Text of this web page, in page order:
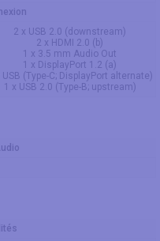
2 x USB 2.0 (downstream)
2 x HDMI 2.0 (b)
1 x 3.5 mm Audio Out
1 x DisplayPort 1.2 (a)
USB (Type-C; DisplayPort alternate)
1 x USB 2.0 (Type-B; upstream)